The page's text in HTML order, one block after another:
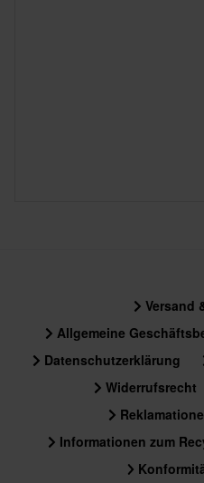
Versand
Allgemeine
Datenschutzerklärung
Widerrufsrecht
Informationen zum